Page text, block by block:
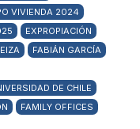
VIVIENDA 2024
EXPROPIACIÓN
FABIÁN GARCÍA
DE CHILE
FAMILY OFFICES